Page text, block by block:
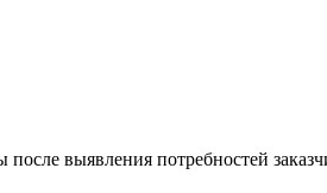
выявления потребностей